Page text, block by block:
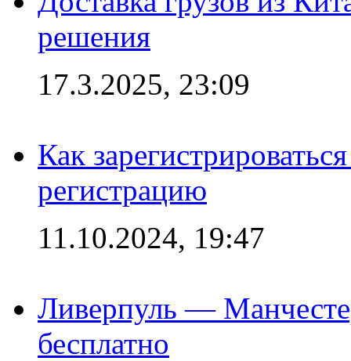
решения
17.3.2025, 23:09
Как
регистрацию
11.10.2024, 19:47
Ливерпуль —
бесплатно